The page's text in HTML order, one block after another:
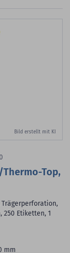
Bild erstellt mit KI
Top,
250 Etiketten, 1
mm